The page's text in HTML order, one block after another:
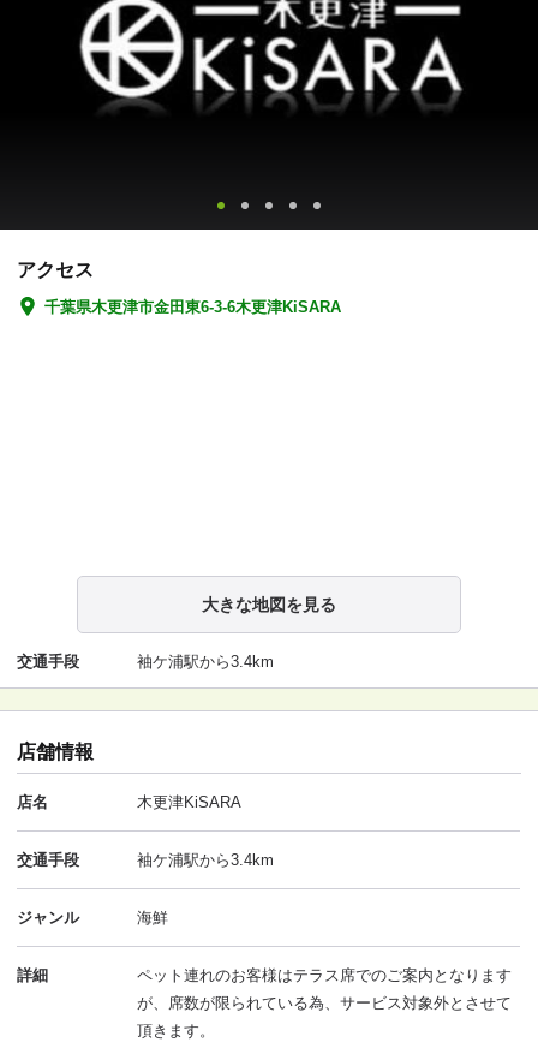
アクセス
千葉県木更津市金田東6-3-6木更津KiSARA
大きな地図を見る
交通手段 袖ケ浦駅から3.4km
店舗情報
店名 木更津KiSARA
交通手段 袖ケ浦駅から3.4km
ジャンル 海鮮
詳細
ペット連れのお客様はテラス席でのご案内となります
が、席数が限られている為、サービス対象外とさせて
頂きます。